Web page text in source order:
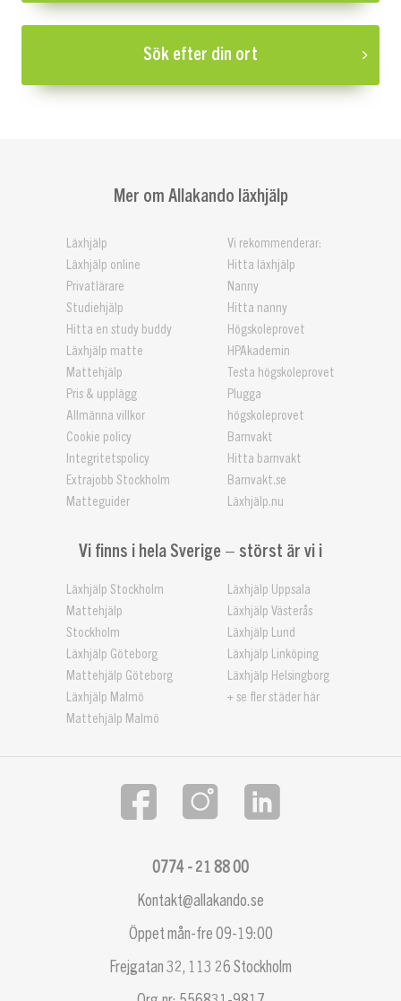
Sök efter din ort
Mer om Allakando läxhjälp
Läxhjälp
Läxhjälp online
Privatlärare
Studiehjälp
Hitta en study buddy
Läxhjälp matte
Mattehjälp
Pris & upplägg
Allmänna villkor
Cookie policy
Integritetspolicy
Extrajobb Stockholm
Matteguider
Vi rekommenderar:
Hitta läxhjälp
Nanny
Hitta nanny
Högskoleprovet
HPAkademin
Testa högskoleprovet
Plugga
högskoleprovet
Barnvakt
Hitta barnvakt
Barnvakt.se
Läxhjälp.nu
Vi finns i hela Sverige – störst är vi i
Läxhjälp Stockholm
Mattehjälp
Stockholm
Läxhjälp Göteborg
Mattehjälp Göteborg
Läxhjälp Malmö
Mattehjälp Malmö
Läxhjälp Uppsala
Läxhjälp Västerås
Läxhjälp Lund
Läxhjälp Linköping
Läxhjälp Helsingborg
+ se fler städer här
Kontakt@allakando.se
0774 - 21 88 00
Öppet mån-fre 09-19:00
Frejgatan 32, 113 26 Stockholm